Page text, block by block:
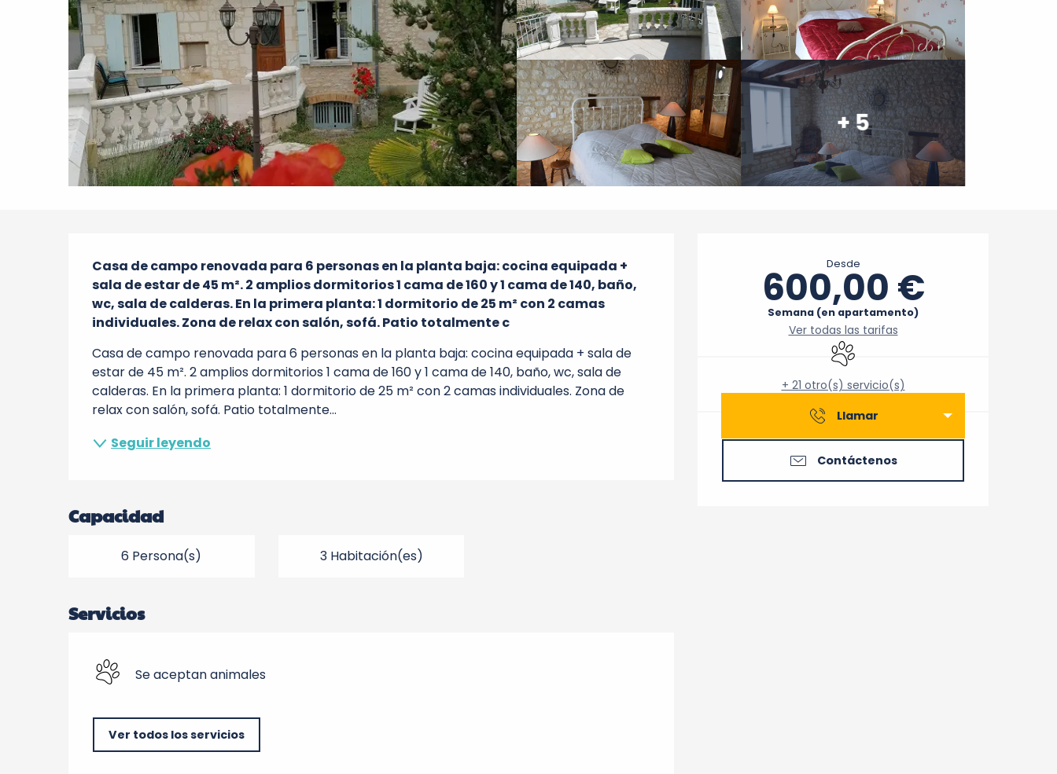
+ 5
Horarios y datos de
Desde
600,00 €
Semana (en apartamento)
Ver todas las tarifas
Se aceptan animales
+ 21 otro(s) servicio(s)
Llamar
Contáctenos
Descripción
Casa de campo renovada para 6 personas en la planta baja: cocina equipada +
sala de estar de 45 m². 2 amplios dormitorios 1 cama de 160 y 1 cama de 140, baño,
wc, sala de calderas. En la primera planta: 1 dormitorio de 25 m² con 2 camas
individuales. Zona de relax con salón, sofá. Patio totalmente c
Casa de campo renovada para 6 personas en la planta baja: cocina equipada + sala de
estar de 45 m². 2 amplios dormitorios 1 cama de 160 y 1 cama de 140, baño, wc, sala de
calderas. En la primera planta: 1 dormitorio de 25 m² con 2 camas individuales. Zona de
relax con salón, sofá. Patio totalmente...
Seguir leyendo
Capacidad
6 Persona(s) 3 Habitación(es)
Servicios
Se aceptan animales
Ver todos los servicios